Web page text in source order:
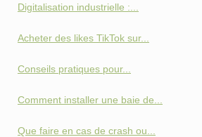
Digitalisation industrielle :...
Acheter des likes TikTok sur...
Conseils pratiques pour...
Comment installer une baie de...
Que faire en cas de crash ou...